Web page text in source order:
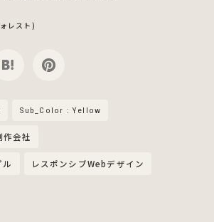
Sub_Color : Yellow
作会社
ル レスポンシブWebデザイン